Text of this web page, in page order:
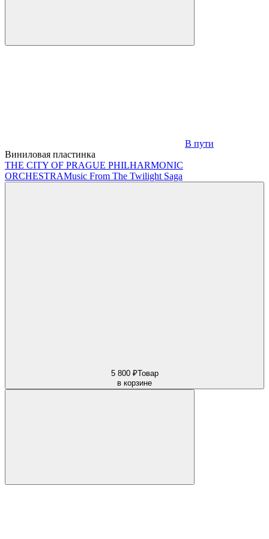
В пути
Виниловая пластинка
THE CITY OF PRAGUE PHILHARMONIC
ORCHESTRAMusic From The Twilight Saga
5 800 ₽Товар
в корзине